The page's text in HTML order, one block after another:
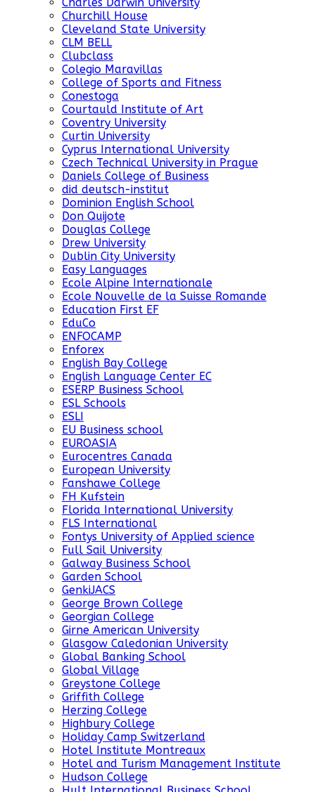
Churchill House
Cleveland State University
CLM BELL
Clubclass
Colegio Maravillas
College of Sports and Fitness
Conestoga
Courtauld Institute of Art
Coventry University
Curtin University
Cyprus International University
Czech Technical University in Prague
Daniels College of Business
did deutsch-institut
Dominion English School
Don Quijote
Douglas College
Drew University
Dublin City University
Easy Languages
Ecole Alpine Internationale
Ecole Nouvelle de la Suisse Romande
Education First EF
EduCo
ENFOCAMP
Enforex
English Bay College
English Language Center EC
ESERP Business School
ESL Schools
ESLI
EU Business school
EUROASIA
Eurocentres Canada
European University
Fanshawe College
FH Kufstein
Florida International University
FLS International
Fontys University of Applied science
Full Sail University
Galway Business School
Garden School
GenkiJACS
George Brown College
Georgian College
Girne American University
Glasgow Caledonian University
Global Banking School
Global Village
Greystone College
Griffith College
Herzing College
Highbury College
Holiday Camp Switzerland
Hotel Institute Montreaux
Hotel and Turism Management Institute
Hudson College